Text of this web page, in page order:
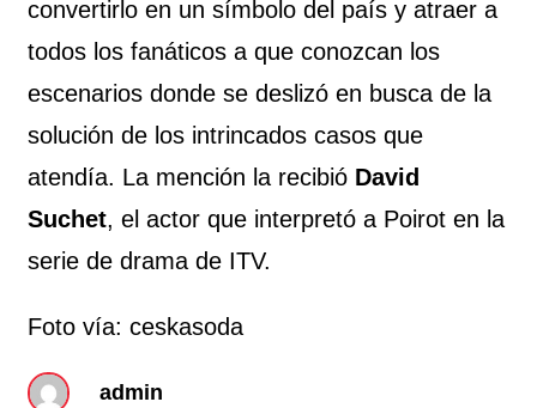
convertirlo en un símbolo del país y atraer a
todos los fanáticos a que conozcan los
escenarios donde se deslizó en busca de la
solución de los intrincados casos que
atendía. La mención la recibió David
Suchet, el actor que interpretó a Poirot en la
serie de drama de ITV.
Foto vía: ceskasoda
admin